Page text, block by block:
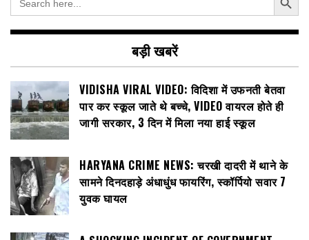
for:
बड़ी खबरें
VIDISHA VIRAL VIDEO: विदिशा में उफनती बेतवा
पार कर स्कूल जाते थे बच्चे, VIDEO वायरल होते ही
जागी सरकार, 3 दिन में मिला नया हाई स्कूल
HARYANA CRIME NEWS: चरखी दादरी में थाने के
सामने दिनदहाड़े अंधाधुंध फायरिंग, स्कॉर्पियो सवार 7
युवक घायल